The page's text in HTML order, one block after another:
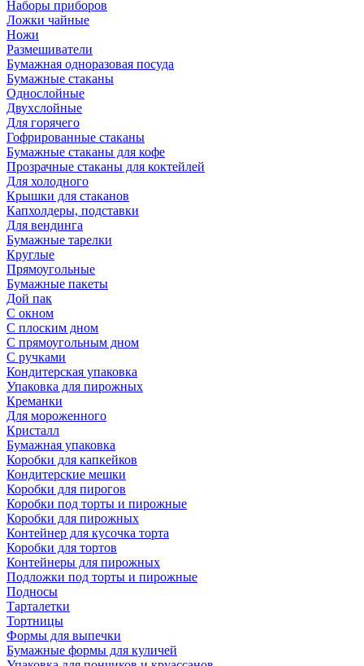
Наборы приборов
Ложки чайные
Ножи
Размешиватели
Бумажная одноразовая посуда
Бумажные стаканы
Однослойные
Двухслойные
Для горячего
Гофрированные стаканы
Бумажные стаканы для кофе
Прозрачные стаканы для коктейлей
Для холодного
Крышки для стаканов
Капхолдеры, подставки
Для вендинга
Бумажные тарелки
Круглые
Прямоугольные
Бумажные пакеты
Дой пак
С окном
С плоским дном
С прямоугольным дном
С ручками
Кондитерская упаковка
Упаковка для пирожных
Креманки
Для мороженного
Кристалл
Бумажная упаковка
Коробки для капкейков
Кондитерские мешки
Коробки для пирогов
Коробки под торты и пирожные
Коробки для пирожных
Контейнер для кусочка торта
Коробки для тортов
Контейнеры для пирожных
Подложки под торты и пирожные
Подносы
Тарталетки
Тортницы
Формы для выпечки
Бумажные формы для куличей